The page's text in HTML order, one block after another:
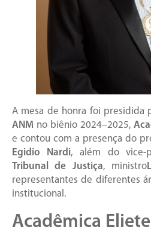
A mesa de honra foi presidida
ANM no biênio 2024–2025,
e contou com a presença do
Egidio Nardi, além do vice-
Tribunal de Justiça, ministro
representantes de diferentes
institucional.
Acadêmica